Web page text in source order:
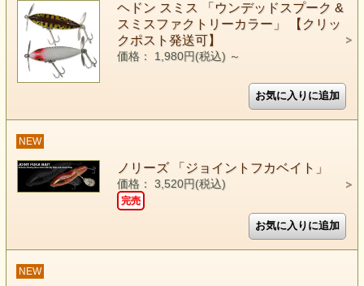
ヘドン スミス 「ウンデッドスプーク &
スミスファクトリーカラー」 【クリッ
クポスト発送可】
価格： 1,980円(税込) ～
NEW
ノリーズ 「ジョイントフカベイト」
価格： 3,520円(税込)
完売
NEW